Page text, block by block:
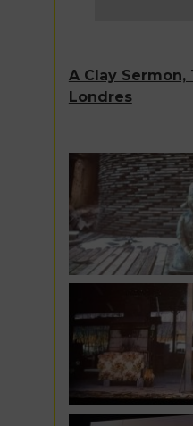
A Clay Sermon,
Londres